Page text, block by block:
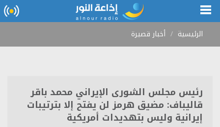
الرئيسية أخبار قصيرة
رئيس مجلس الشورى الإيراني محمد باقر
قاليباف: مضيق هرمز لن يفتح إلا بترتيبات
إيرانية وليس بتهديدات أمريكية